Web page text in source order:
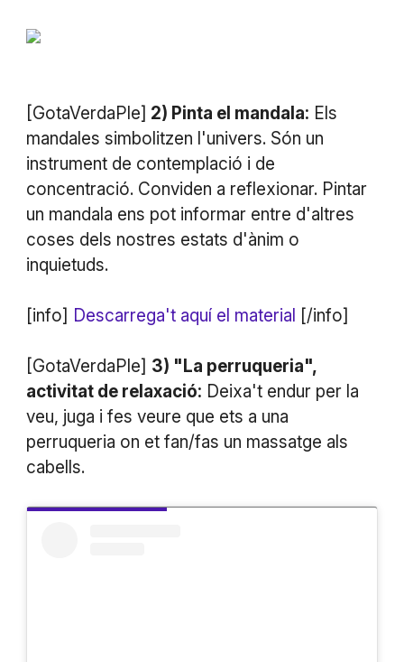
[GotaVerdaPle] 2) Pinta el mandala: Els
mandales simbolitzen l'univers. Són un
instrument de contemplació i de
concentració. Conviden a reflexionar. Pintar
un mandala ens pot informar entre d'altres
coses dels nostres estats d'ànim o
inquietuds.
[info] Descarrega't aquí el material [/info]
[GotaVerdaPle] 3) "La perruqueria",
activitat de relaxació: Deixa't endur per la
veu, juga i fes veure que ets a una
perruqueria on et fan/fas un massatge als
cabells.